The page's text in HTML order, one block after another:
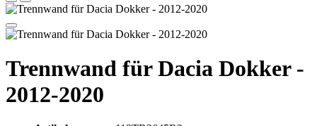
Trennwand für Dacia Dokker -
2012-2020